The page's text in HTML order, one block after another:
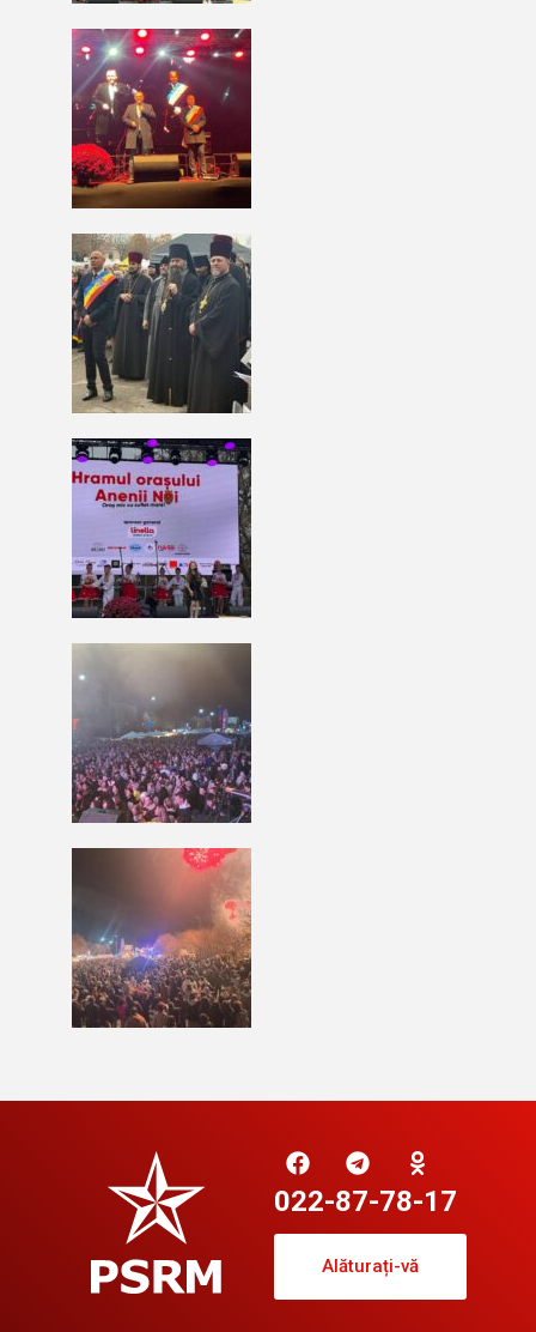
022-87-78-17
Alăturați-vă